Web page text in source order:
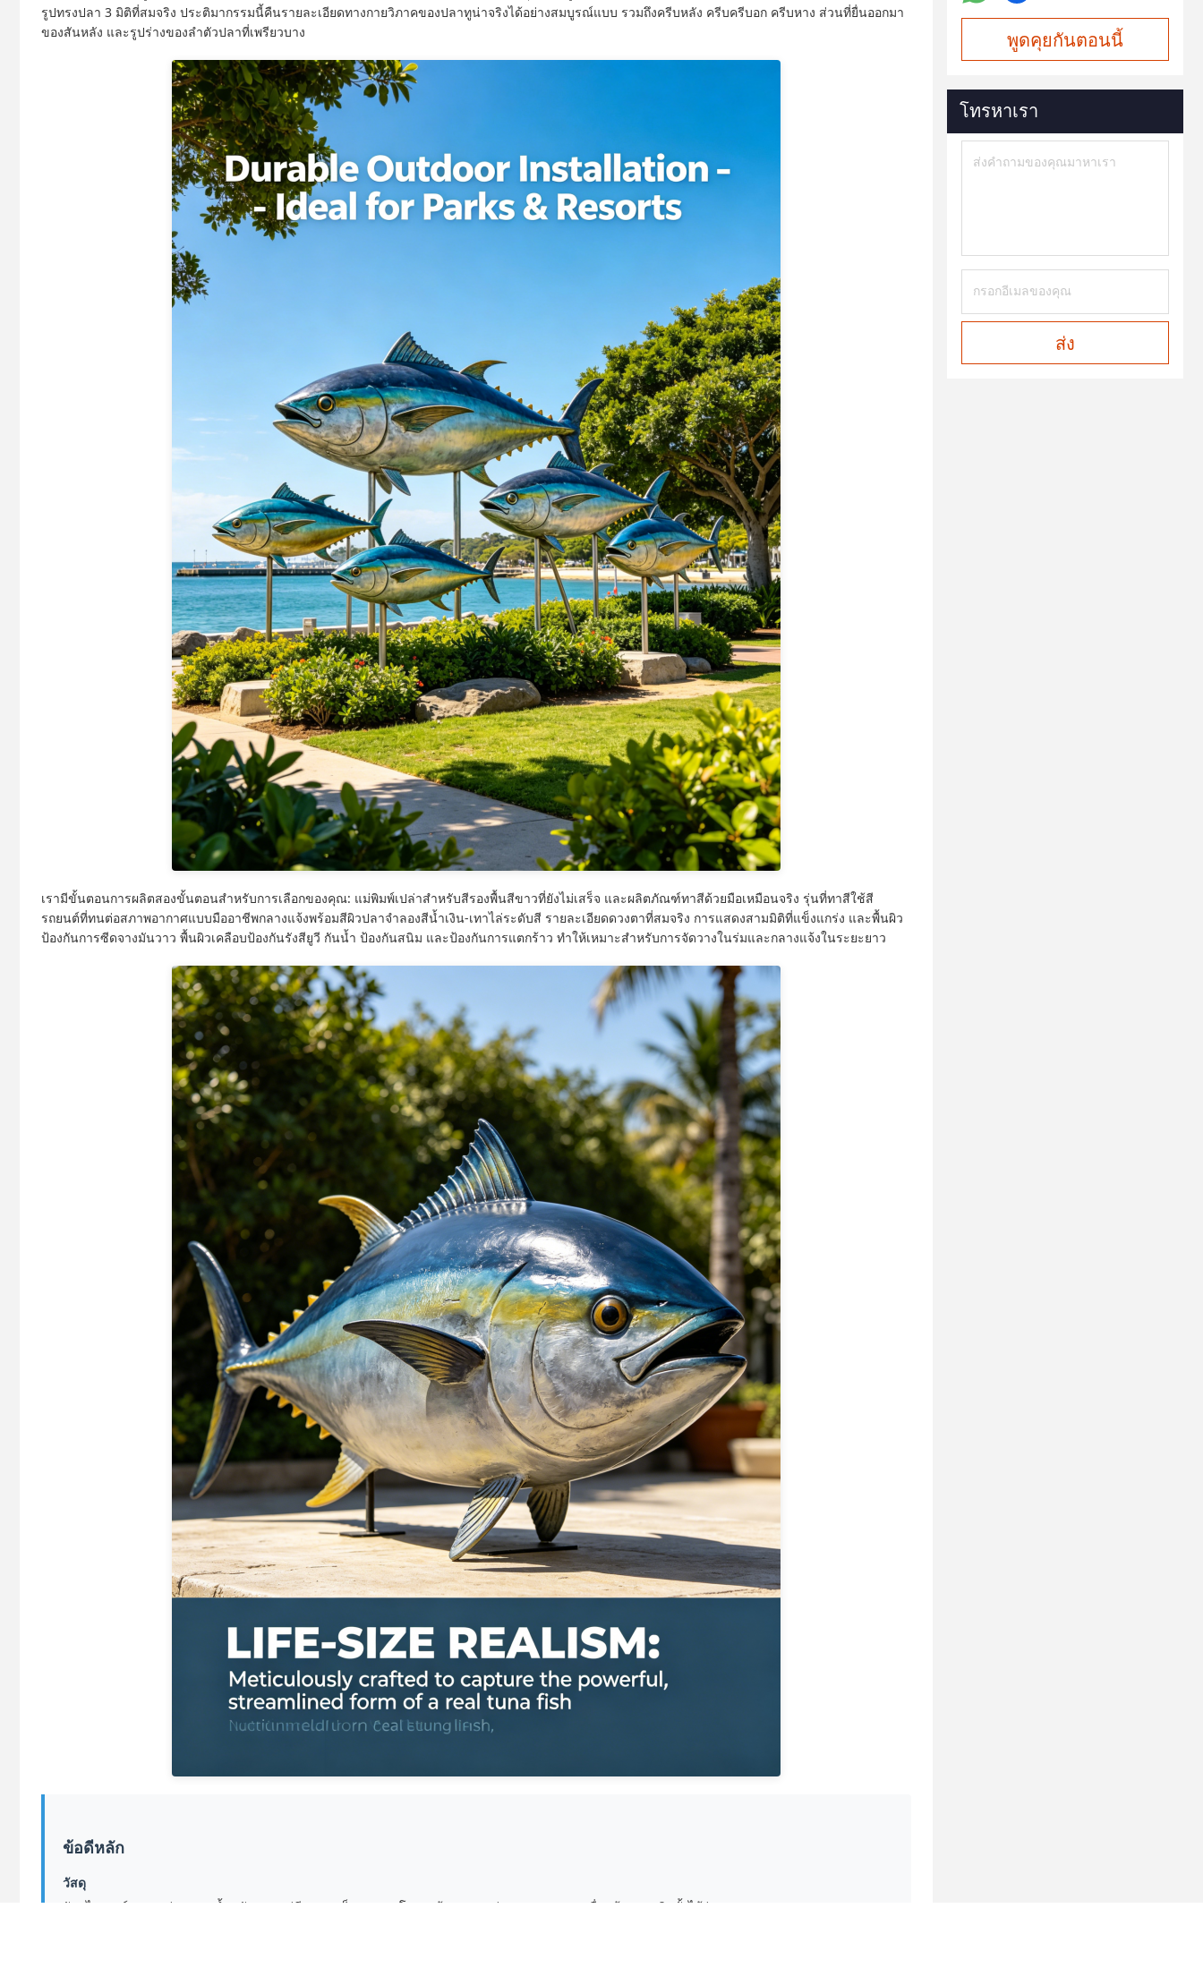
รูปทรงปลา 3 มิติที่สมจริง ประติมากรรมนี้คืนรายละเอียดทางกายวิภาคของปลาทูน่าจริงได้อย่างสมบูรณ์แบบ รวมถึงครีบหลัง ครีบครีบอก ครีบหาง ส่วนที่ยื่นออกมา
ของสันหลัง และรูปร่างของลำตัวปลาที่เพรียวบาง
เรามีขั้นตอนการผลิตสองขั้นตอนสำหรับการเลือกของคุณ: แม่พิมพ์เปล่าสำหรับสีรองพื้นสีขาวที่ยังไม่เสร็จ และผลิตภัณฑ์ทาสีด้วยมือเหมือนจริง รุ่นที่ทาสีใช้สี
รถยนต์ที่ทนต่อสภาพอากาศแบบมืออาชีพกลางแจ้งพร้อมสีผิวปลาจำลองสีน้ำเงิน-เทาไล่ระดับสี รายละเอียดดวงตาที่สมจริง การแสดงสามมิติที่แข็งแกร่ง และพื้นผิว
ป้องกันการซีดจางมันวาว พื้นผิวเคลือบป้องกันรังสียูวี กันน้ำ ป้องกันสนิม และป้องกันการแตกร้าว ทำให้เหมาะสำหรับการจัดวางในร่มและกลางแจ้งในระยะยาว
ข้อดีหลัก
วัสดุ
วัสดุไฟเบอร์กลาสอย่างหนา น้ำหนักเบา แต่มีความแข็งแรงของโครงสร้างสูง ทนต่อแรงกระแทก เคลื่อนย้ายและติดตั้งได้ง่าย
พูดคุยกันตอนนี้
โทรหาเรา
ส่ง